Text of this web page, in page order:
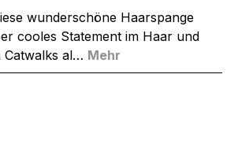
wunderschöne Haarspange
cooles Statement im Haar und
Catwalks al… Mehr